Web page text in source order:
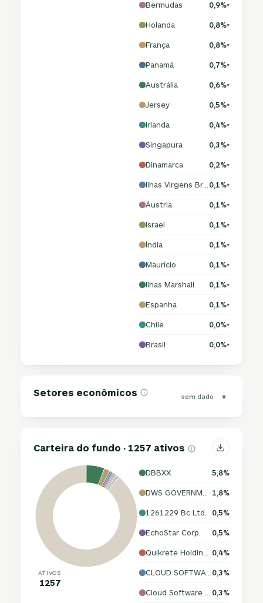
Bermudas 0,9%▾
Holanda 0,8%▾
França 0,8%▾
Panamá 0,7%▾
Austrália 0,6%▾
Jersey 0,5%▾
Irlanda 0,4%▾
Singapura 0,3%▾
Dinamarca 0,2%▾
0,1%▾
Áustria 0,1%▾
Israel 0,1%▾
Índia 0,1%▾
Maurício 0,1%▾
Ilhas Marshall 0,1%▾
Espanha 0,1%▾
Chile 0,0%▾
Brasil 0,0%▾
Setores econômicos sem dado ▾
Carteira do fundo · 1257 ativos
ATIVOS
1257
DBBXX 5,8%
1,8%
1261229 Bc Ltd. 0,5%
EchoStar Corp. 0,5%
0,4%
0,3%
0,3%